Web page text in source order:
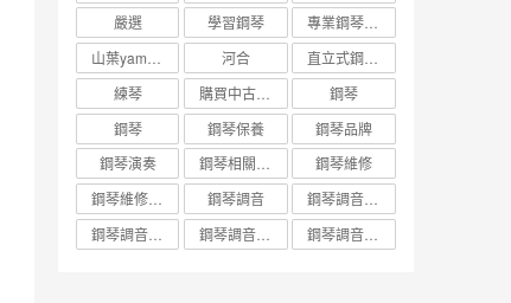
嚴選
學習鋼琴
河合
練琴
鋼琴
鋼琴
鋼琴保養
鋼琴品牌
鋼琴演奏
鋼琴維修
鋼琴調音